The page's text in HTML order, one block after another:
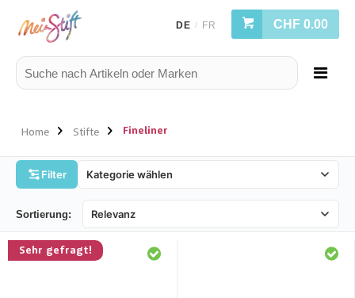
DE / FR CHF 0.00
Home Stifte Fineliner
Filter
Sortierung:
Sehr gefragt!